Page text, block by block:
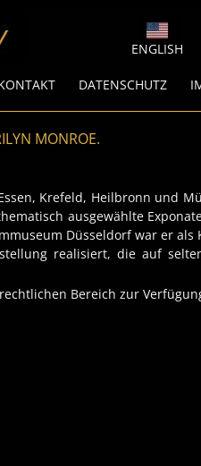
ENGLISH
DATENSCHUTZ
MONROE.
Krefeld, Heilbronn und
ausgewählte
Düsseldorf war er
realisiert, die auf
Bereich zur